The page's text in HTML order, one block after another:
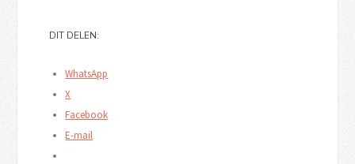
DIT DELEN:
WhatsApp
X
Facebook
E-mail